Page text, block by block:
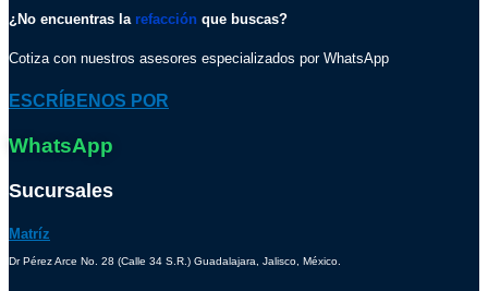
¿No encuentras la refacción que buscas?
Cotiza con nuestros asesores especializados por WhatsApp
ESCRÍBENOS POR
WhatsApp
Sucursales
Matríz
Dr Pérez Arce No. 28 (Calle 34 S.R.) Guadalajara, Jalisco, México.